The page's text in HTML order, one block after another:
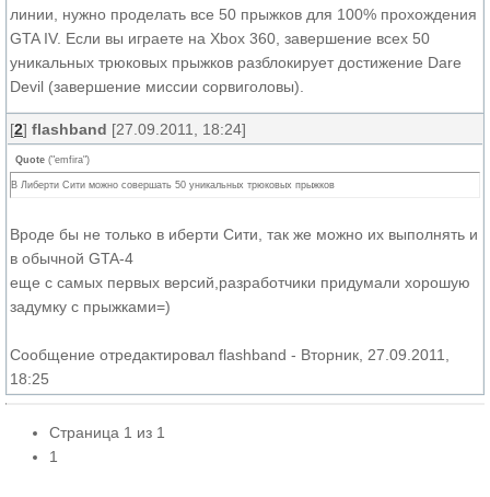
линии, нужно проделать все 50 прыжков для 100% прохождения
GTA IV. Если вы играете на Xbox 360, завершение всех 50
уникальных трюковых прыжков разблокирует достижение Dare
Devil (завершение миссии сорвиголовы).
[2] flashband [27.09.2011, 18:24]
Quote ("emfira")
В Либерти Сити можно совершать 50 уникальных трюковых прыжков
Вроде бы не только в иберти Сити, так же можно их выполнять и
в обычной GTA-4
еще с самых первых версий,разработчики придумали хорошую
задумку с прыжками=)
Сообщение отредактировал flashband - Вторник, 27.09.2011,
18:25
Страница 1 из 1
1